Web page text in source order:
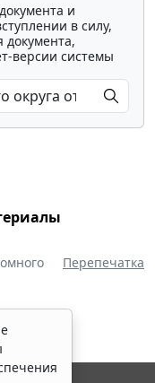
и
в силу,
версии системы
Перепечатка